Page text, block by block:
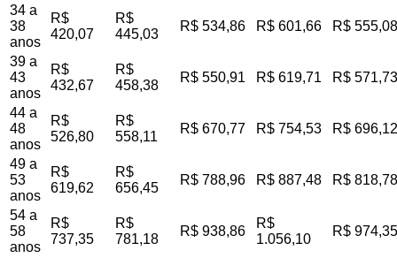
34 a
38
anos
R$
420,07
R$
445,03
R$ 534,86 R$ 601,66 R$ 555,08
39 a
43
anos
R$
432,67
R$
458,38
R$ 550,91 R$ 619,71 R$ 571,73
44 a
48
anos
R$
526,80
R$
558,11
R$ 670,77 R$ 754,53 R$ 696,12
49 a
53
anos
R$
619,62
R$
656,45
R$ 788,96 R$ 887,48 R$ 818,78
54 a
58
anos
R$
737,35
R$
781,18
R$ 938,86
R$
1.056,10
R$ 974,35